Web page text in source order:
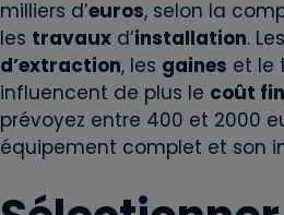
milliers d’euros, selon la
les travaux d’installation. Les
d’extraction, les gaines et le
influencent de plus le coût
prévoyez entre 400 et 2000
équipement complet et son